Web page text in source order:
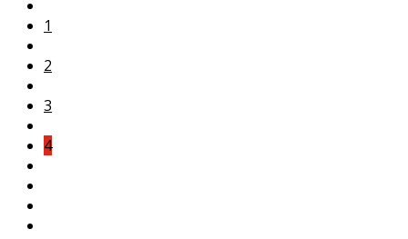
1
2
3
4